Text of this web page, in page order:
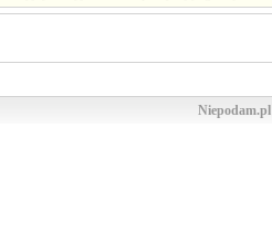
Niepodam.pl